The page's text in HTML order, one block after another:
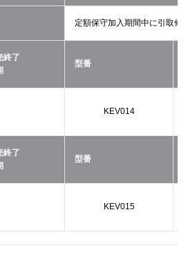
定額保守加入期間中に引取修
終了
型番
KEV014
終了
型番
KEV015